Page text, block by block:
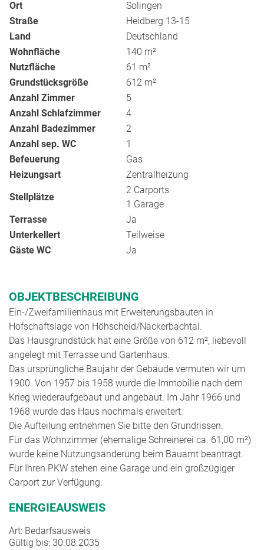
Ort
Solingen
Straße
Heidberg 13-15
Land
Deutschland
Wohnfläche
140 m²
Nutzfläche
61 m²
Grundstücksgröße
612 m²
Anzahl Zimmer
5
Anzahl Schlafzimmer
4
Anzahl Badezimmer
2
Anzahl sep. WC
1
Befeuerung
Gas
Heizungsart
Zentralheizung
Stellplätze
2 Carports
1 Garage
Terrasse
Ja
Unterkellert
Teilweise
Gäste WC
Ja
OBJEKTBESCHREIBUNG
Ein-/Zweifamilienhaus mit Erweiterungsbauten in
Hofschaftslage von Höhscheid/Nackerbachtal.
Das Hausgrundstück hat eine Größe von 612 m², liebevoll
angelegt mit Terrasse und Gartenhaus.
Das ursprüngliche Baujahr der Gebäude vermuten wir um
1900. Von 1957 bis 1958 wurde die Immobilie nach dem
Krieg wiederaufgebaut und angebaut. Im Jahr 1966 und
1968 wurde das Haus nochmals erweitert.
Die Aufteilung entnehmen Sie bitte den Grundrissen.
Für das Wohnzimmer (ehemalige Schreinerei ca. 61,00 m²)
wurde keine Nutzungsänderung beim Bauamt beantragt.
Für Ihren PKW stehen eine Garage und ein großzügiger
Carport zur Verfügung.
ENERGIEAUSWEIS
Art: Bedarfsausweis
Gültig bis: 30.08.2035